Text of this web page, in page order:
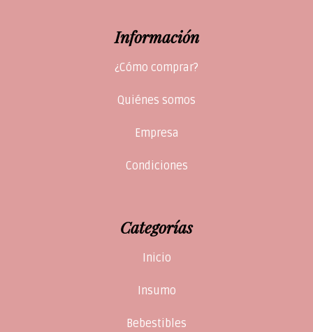
Información
¿Cómo comprar?
Quiénes somos
Empresa
Condiciones
Categorías
Inicio
Insumo
Bebestibles